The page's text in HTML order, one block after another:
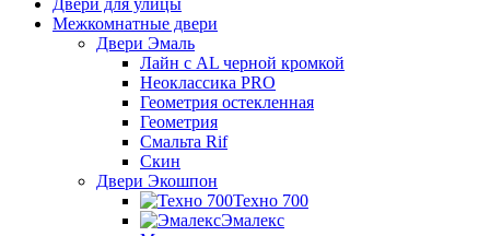
Межкомнатные двери
Двери Эмаль
Лайн с AL черной кромкой
Неоклассика PRO
Геометрия остекленная
Геометрия
Смальта Rif
Скин
Двери Экошпон
Техно 700
Эмалекс